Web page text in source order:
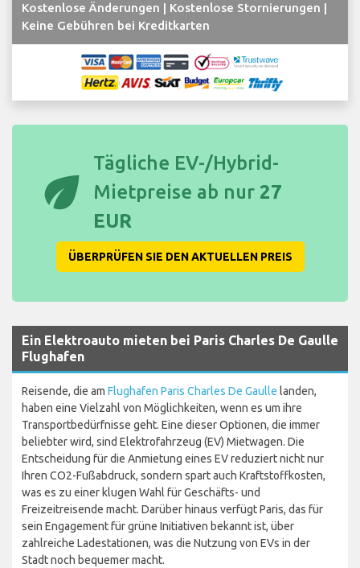
Kostenlose Änderungen | Kostenlose Stornierungen |
Keine Gebühren bei Kreditkarten
eco
Tägliche EV-/Hybrid-
Mietpreise ab nur 27
EUR
ÜBERPRÜFEN SIE DEN AKTUELLEN PREIS
Ein Elektroauto mieten bei Paris Charles De Gaulle
Flughafen
Reisende, die am Flughafen Paris Charles De Gaulle landen,
haben eine Vielzahl von Möglichkeiten, wenn es um ihre
Transportbedürfnisse geht. Eine dieser Optionen, die immer
beliebter wird, sind Elektrofahrzeug (EV) Mietwagen. Die
Entscheidung für die Anmietung eines EV reduziert nicht nur
Ihren CO2-Fußabdruck, sondern spart auch Kraftstoffkosten,
was es zu einer klugen Wahl für Geschäfts- und
Freizeitreisende macht. Darüber hinaus verfügt Paris, das für
sein Engagement für grüne Initiativen bekannt ist, über
zahlreiche Ladestationen, was die Nutzung von EVs in der
Stadt noch bequemer macht.